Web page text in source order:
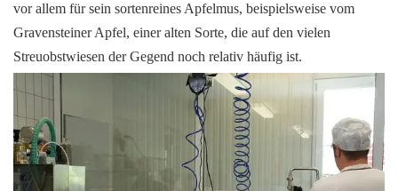
vor allem für sein sortenreines Apfelmus, beispielsweise vom
Gravensteiner Apfel, einer alten Sorte, die auf den vielen
Streuobstwiesen der Gegend noch relativ häufig ist.